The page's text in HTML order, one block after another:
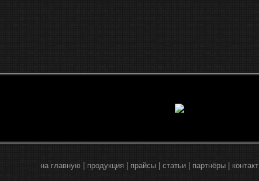
на главную продукция прайсы статьи партнёры контакт